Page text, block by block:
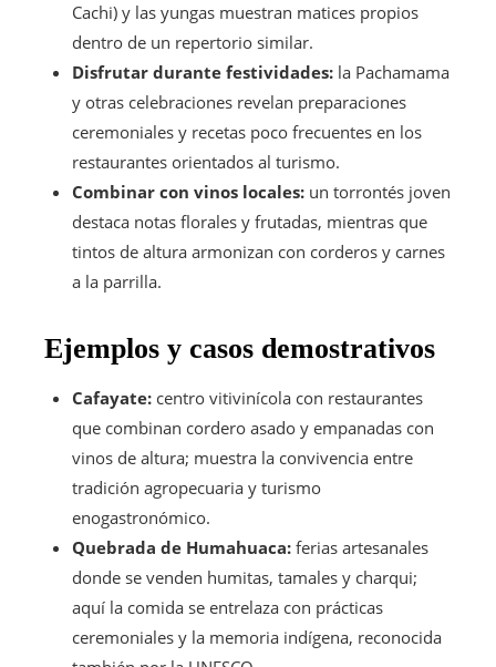
Cachi) y las yungas muestran matices propios
dentro de un repertorio similar.
Disfrutar durante festividades: la Pachamama
y otras celebraciones revelan preparaciones
ceremoniales y recetas poco frecuentes en los
restaurantes orientados al turismo.
Combinar con vinos locales: un torrontés joven
destaca notas florales y frutadas, mientras que
tintos de altura armonizan con corderos y carnes
a la parrilla.
Ejemplos y casos demostrativos
Cafayate: centro vitivinícola con restaurantes
que combinan cordero asado y empanadas con
vinos de altura; muestra la convivencia entre
tradición agropecuaria y turismo
enogastronómico.
Quebrada de Humahuaca: ferias artesanales
donde se venden humitas, tamales y charqui;
aquí la comida se entrelaza con prácticas
ceremoniales y la memoria indígena, reconocida